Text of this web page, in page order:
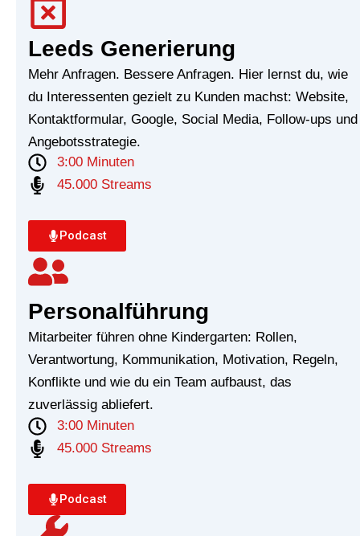
Leeds Generierung
Mehr Anfragen. Bessere Anfragen. Hier lernst du, wie
du Interessenten gezielt zu Kunden machst: Website,
Kontaktformular, Google, Social Media, Follow-ups und
Angebotsstrategie.
3:00 Minuten
45.000 Streams
Podcast
Personalführung
Mitarbeiter führen ohne Kindergarten: Rollen,
Verantwortung, Kommunikation, Motivation, Regeln,
Konflikte und wie du ein Team aufbaust, das
zuverlässig abliefert.
3:00 Minuten
45.000 Streams
Podcast